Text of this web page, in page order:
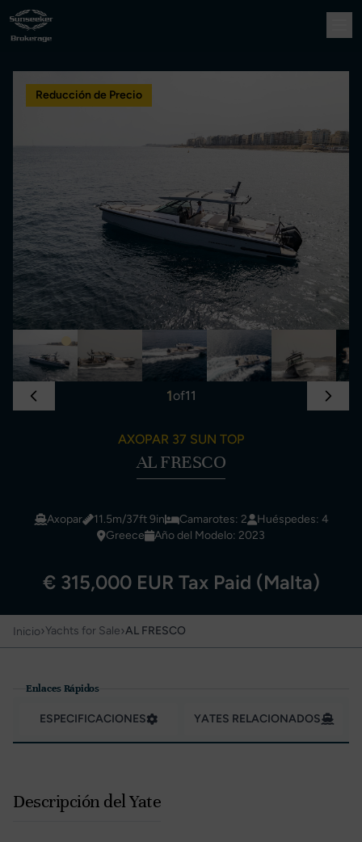
Reducción de Precio
1of11
AXOPAR 37 SUN TOP
AL FRESCO
Axopar 11.5m/37ft 9in Camarotes: 2
Huéspedes: 4
Greece
Año del Modelo: 2023
€ 315,000 EUR Tax Paid (Malta)
Inicio›Yachts for Sale›AL FRESCO
Enlaces Rápidos
ESPECIFICACIONES YATES RELACIONADOS
Descripción del Yate